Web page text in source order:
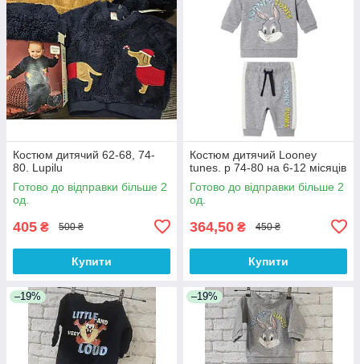
Костюм дитячий 62-68, 74-
80. Lupilu
Готово до відправки більше 2
од.
405 ₴ 500 ₴
Купити
Костюм дитячий Looney
tunes. р 74-80 на 6-12 місяців
Готово до відправки більше 2
од.
364,50 ₴ 450 ₴
Купити
–19% –19%